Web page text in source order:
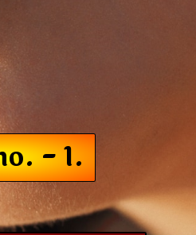
- 1.